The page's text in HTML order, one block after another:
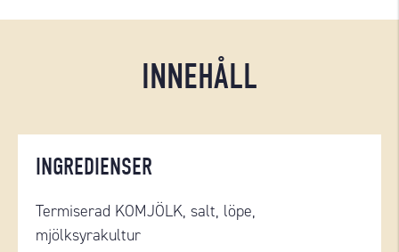
INNEHÅLL
INGREDIENSER
Termiserad KOMJÖLK, salt, löpe,
mjölksyrakultur